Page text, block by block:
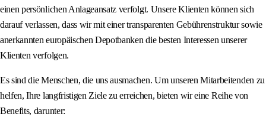
einen persönlichen Anlageansatz verfolgt. Unsere Klienten können sich
darauf verlassen, dass wir mit einer transparenten Gebührenstruktur sowie
anerkannten europäischen Depotbanken die besten Interessen unserer
Klienten verfolgen.
Es sind die Menschen, die uns ausmachen. Um unseren Mitarbeitenden zu
helfen, Ihre langfristigen Ziele zu erreichen, bieten wir eine Reihe von
Benefits, darunter: